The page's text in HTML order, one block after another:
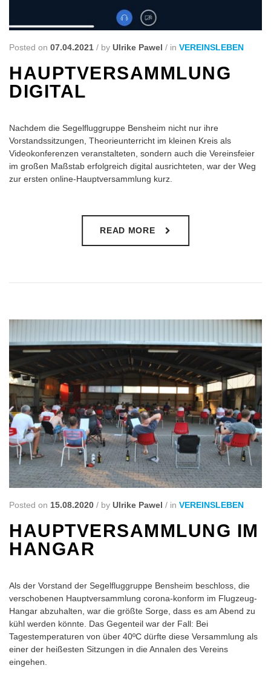
Posted on 07.04.2021 / by Ulrike Pawel / in VEREINSLEBEN
HAUPTVERSAMMLUNG
DIGITAL
Nachdem die Segelfluggruppe Bensheim nicht nur ihre
Vorstandssitzungen, Theorieunterricht im kleinen Kreis als
Videokonferenzen veranstalteten, sondern auch die Vereinsfeier
im großen Maßstab erfolgreich digital ausrichteten, war der Weg
zur ersten online-Hauptversammlung kurz.
READ MORE
Posted on 15.08.2020 / by Ulrike Pawel / in VEREINSLEBEN
HAUPTVERSAMMLUNG IM
HANGAR
Als der Vorstand der Segelfluggruppe Bensheim beschloss, die
verschobenen Hauptversammlung corona-konform im Flugzeug-
Hangar abzuhalten, war die größte Sorge, dass es am Abend zu
kühl werden könnte. Das Gegenteil war der Fall: Bei
Tagestemperaturen von über 40ºC dürfte diese Versammlung als
einer der heißesten Sitzungen in die Annalen des Vereins
eingehen.